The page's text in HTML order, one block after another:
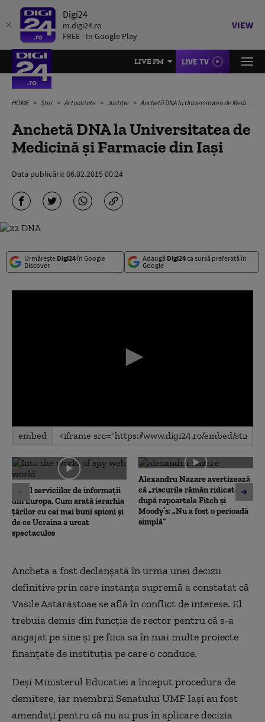
Digi24
m.digi24.ro
FREE - In Google Play
VIEW
LIVE FM LIVE TV
HOME Știri Actualitate Justiție Anchetă DNA la Universitatea de Medicină şi Farmacie din Iaşi
Anchetă DNA la Universitatea de
Medicină şi Farmacie din Iaşi
Data publicării:06.02.2015 00:24
Urmărește Digi24în Google
Discover
Adaugă Digi24ca sursă preferată în
Google
0
seconds
0
seconds
embed
Topul serviciilor de informații
din Europa. Cum arată ierarhia
țărilor cu cei mai buni spioni și
de ce Ucraina a urcat
spectaculos
Alexandru Nazare avertizează
că „riscurile rămân ridicate”
după rapoartele Fitch și
Moody’s: „Nu a fost o perioadă
simplă”
Ancheta a fost declanşată în urma unei decizii
definitive prin care instanţa supremă a constatat că
Vasile Astărăstoae se află în conflict de interese. El
trebuia demis din funcţia de rector pentru că s-a
angajat pe sine şi pe fiica sa în mai multe proiecte
finanţate de instituţia pe care o conduce.
Deşi Ministerul Educatiei a început procedura de
demitere, iar membrii Senatului UMF Iaşi au fost
amendaţi pentru că nu au pus în aplicare decizia